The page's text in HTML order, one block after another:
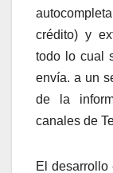
crédito) y
todo lo cual
envía. a un
de la
canales de
El desarrollo